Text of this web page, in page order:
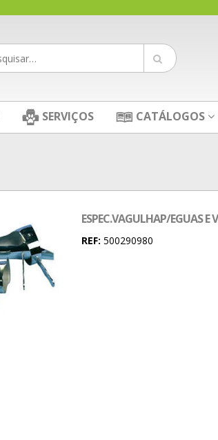
SERVIÇOS CATÁLOGOS
ESPEC.VAGULHAP/EGUAS E
REF: 500290980